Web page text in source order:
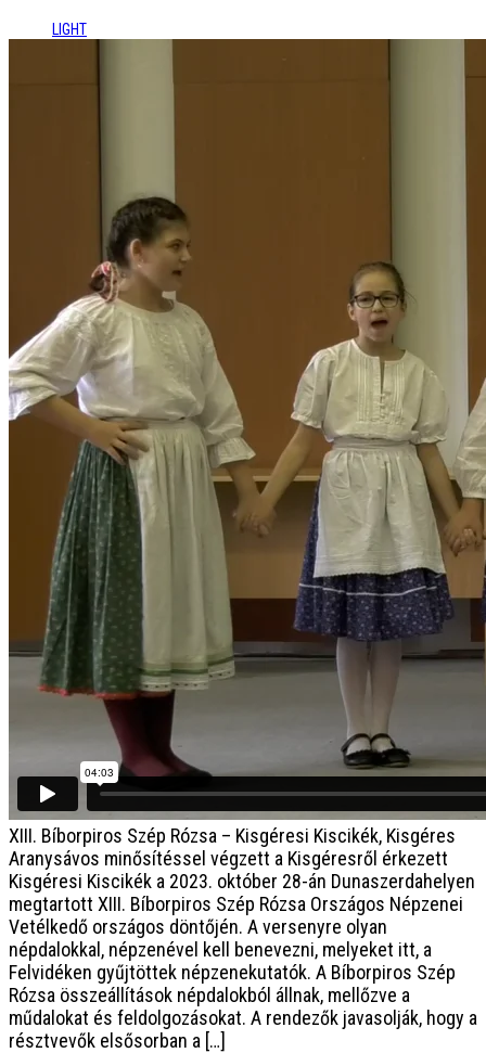
LIGHT
XIII. Bíborpiros Szép Rózsa – Kisgéresi Kiscikék, Kisgéres
Aranysávos minősítéssel végzett a Kisgéresről érkezett
Kisgéresi Kiscikék a 2023. október 28-án Dunaszerdahelyen
megtartott XIII. Bíborpiros Szép Rózsa Országos Népzenei
Vetélkedő országos döntőjén. A versenyre olyan
népdalokkal, népzenével kell benevezni, melyeket itt, a
Felvidéken gyűjtöttek népzenekutatók. A Bíborpiros Szép
Rózsa összeállítások népdalokból állnak, mellőzve a
műdalokat és feldolgozásokat. A rendezők javasolják, hogy a
résztvevők elsősorban a […]